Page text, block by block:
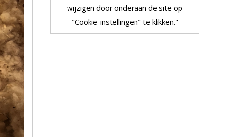
wijzigen door onderaan de site op
"Cookie-instellingen" te klikken."